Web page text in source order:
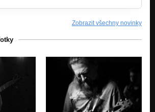
Zobrazit všechny novinky